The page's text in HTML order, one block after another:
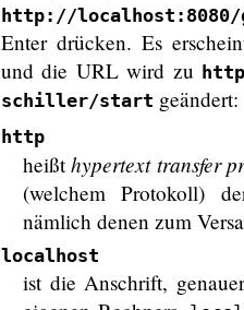
http://
Enter drücken. Es
und die URL wird zu
schiller/start geändert:
http
heißthypertext transfer
(welchem Protokoll)
nämlich denen zum
localhost
ist die Anschrift,